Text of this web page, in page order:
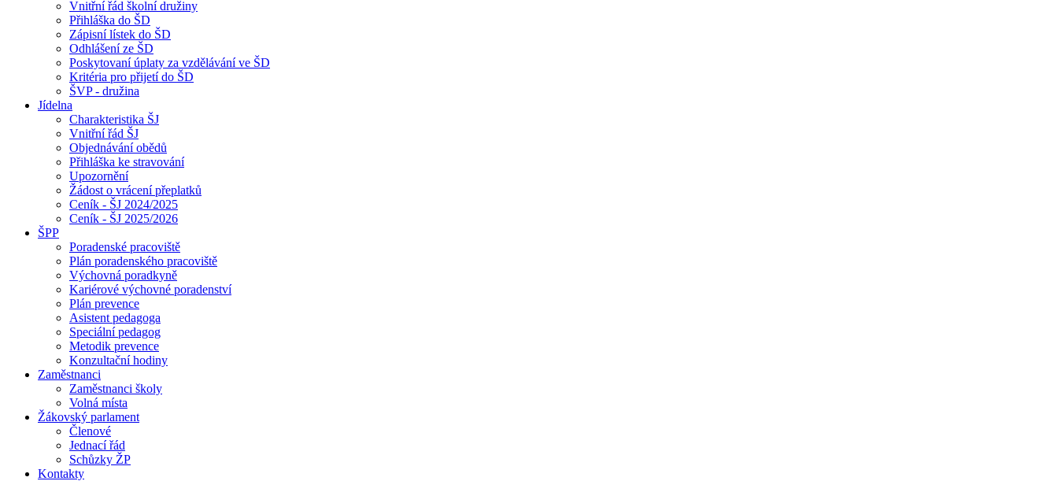
Vnitřní řád školní družiny
Přihláška do ŠD
Zápisní lístek do ŠD
Odhlášení ze ŠD
Poskytovaní úplaty za vzdělávání ve ŠD
Kritéria pro přijetí do ŠD
ŠVP - družina
Jídelna
Charakteristika ŠJ
Vnitřní řád ŠJ
Objednávání obědů
Přihláška ke stravování
Upozornění
Žádost o vrácení přeplatků
Ceník - ŠJ 2024/2025
Ceník - ŠJ 2025/2026
ŠPP
Poradenské pracoviště
Plán poradenského pracoviště
Výchovná poradkyně
Kariérové výchovné poradenství
Plán prevence
Asistent pedagoga
Speciální pedagog
Metodik prevence
Konzultační hodiny
Zaměstnanci
Zaměstnanci školy
Volná místa
Žákovský parlament
Členové
Jednací řád
Schůzky ŽP
Kontakty